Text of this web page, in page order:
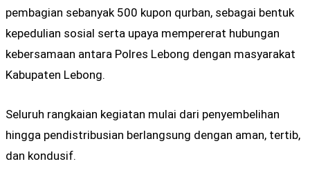
pembagian sebanyak 500 kupon qurban, sebagai bentuk
kepedulian sosial serta upaya mempererat hubungan
kebersamaan antara Polres Lebong dengan masyarakat
Kabupaten Lebong.
Seluruh rangkaian kegiatan mulai dari penyembelihan
hingga pendistribusian berlangsung dengan aman, tertib,
dan kondusif.